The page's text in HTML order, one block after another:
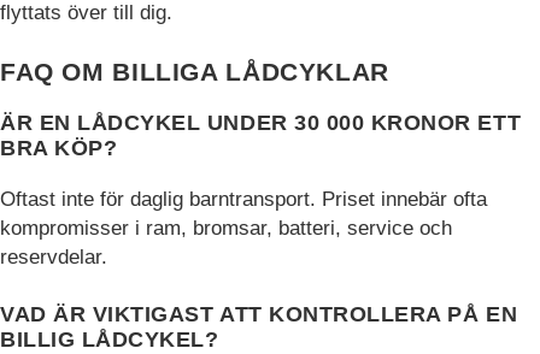
flyttats över till dig.
FAQ OM BILLIGA LÅDCYKLAR
ÄR EN LÅDCYKEL UNDER 30 000 KRONOR ETT
BRA KÖP?
Oftast inte för daglig barntransport. Priset innebär ofta
kompromisser i ram, bromsar, batteri, service och
reservdelar.
VAD ÄR VIKTIGAST ATT KONTROLLERA PÅ EN
BILLIG LÅDCYKEL?